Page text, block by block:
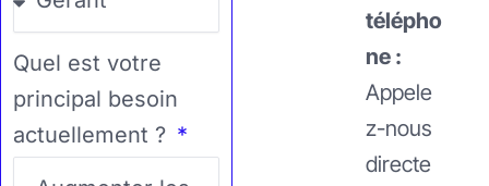
télépho
ne :
Appele
z-nous
directe
Quel est votre
principal besoin
actuellement ?